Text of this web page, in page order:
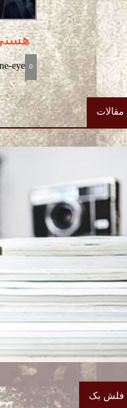
هستی
eye 0
مقالات
فلش بک